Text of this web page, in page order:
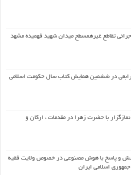
تقاطع غیرهمسطح میدان شهید فهمیده مشهد
در ششمین همایش کتاب سال حکومت اسلامی
با حضرت زهرا در مقدمات ، ارکان و
و پاسخ با هوش مصنوعی در خصوص ولایت فقیه
اسلامی ایران